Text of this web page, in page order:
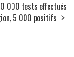
000 tests effectués
5 000 positifs